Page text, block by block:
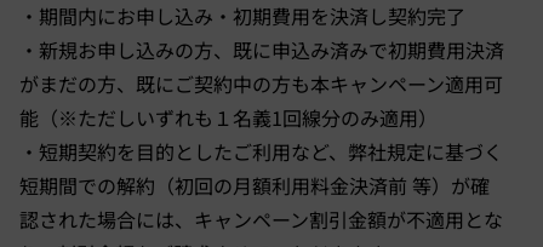
・期間内にお申し込み・初期費用を決済し契約完了
・新規お申し込みの方、既に申込み済みで初期費用決済
がまだの方、既にご契約中の方も本キャンペーン適用可
能（※ただしいずれも１名義1回線分のみ適用）
・短期契約を目的としたご利用など、弊社規定に基づく
短期間での解約（初回の月額利用料金決済前 等）が確
認された場合には、キャンペーン割引金額が不適用とな